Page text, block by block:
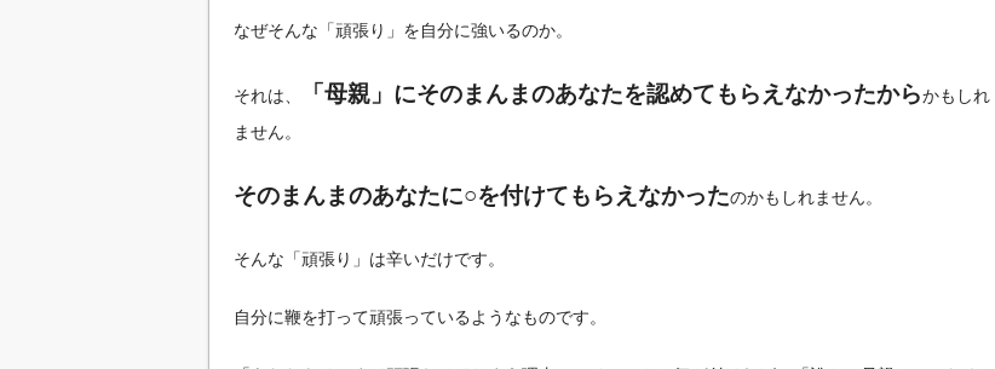
なぜそんな「頑張り」を自分に強いるのか。
それは、 「母親」にそのまんまのあなたを認めてもらえなかったからかもしれ
ません。
そのまんまのあなたに○を付けてもらえなかったのかもしれません。
そんな「頑張り」は辛いだけです。
自分に鞭を打って頑張っているようなものです。